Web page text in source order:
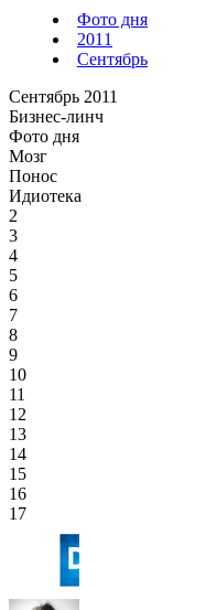
Фото дня
2011
Сентябрь
Сентябрь 2011
Бизнес-линч
Фото дня
Мозг
Понос
Идиотека
2
3
4
5
6
7
8
9
10
11
12
13
14
15
16
17